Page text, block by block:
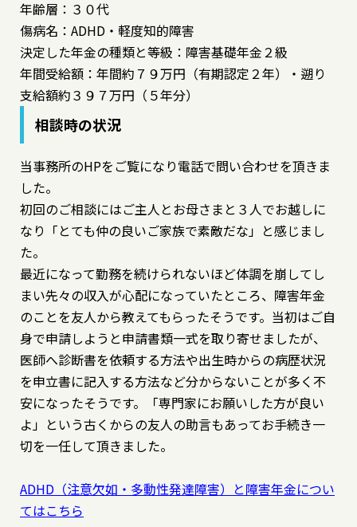
年齢層：３０代
傷病名：ADHD・軽度知的障害
決定した年金の種類と等級：障害基礎年金２級
年間受給額：年間約７９万円（有期認定２年）・遡り
支給額約３９７万円（５年分）
相談時の状況
当事務所のHPをご覧になり電話で問い合わせを頂きま
した。
初回のご相談にはご主人とお母さまと３人でお越しに
なり「とても仲の良いご家族で素敵だな」と感じまし
た。
最近になって勤務を続けられないほど体調を崩してし
まい先々の収入が心配になっていたところ、障害年金
のことを友人から教えてもらったそうです。当初はご自
身で申請しようと申請書類一式を取り寄せましたが、
医師へ診断書を依頼する方法や出生時からの病歴状況
を申立書に記入する方法など分からないことが多く不
安になったそうです。「専門家にお願いした方が良い
よ」という古くからの友人の助言もあってお手続き一
切を一任して頂きました。
ADHD（注意欠如・多動性発達障害）と障害年金につい
てはこちら